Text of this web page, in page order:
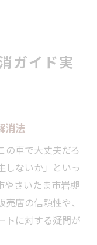
ガイド実
消法
の車で大丈夫だろ
しないか」といっ
やさいたま市岩槻
店の信頼性や、
トに対する疑問が